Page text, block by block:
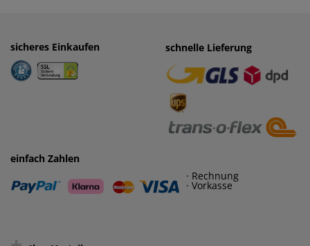
sicheres Einkaufen einfaches Zahlen
· Rechnung
· Vorkasse
schnelle Lieferung
einfach Zahlen
· Rechnung
· Vorkasse